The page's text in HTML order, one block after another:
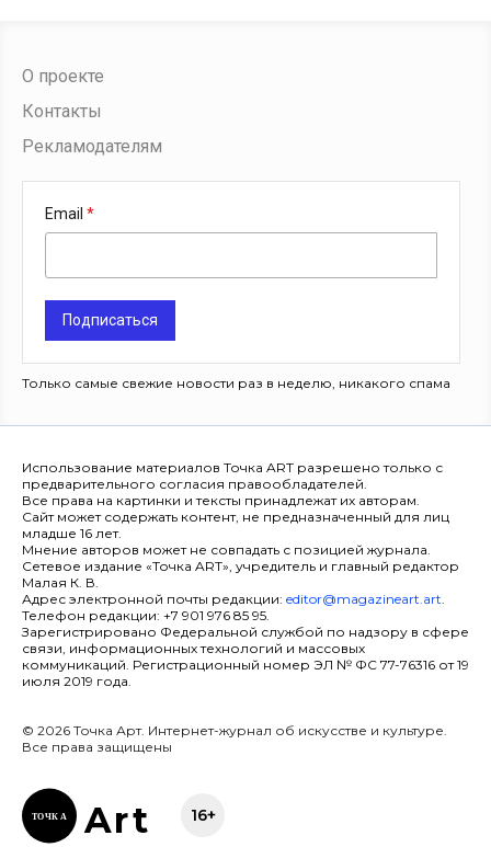
О проекте
Контакты
Рекламодателям
Email
Подписаться
Только самые свежие новости раз в неделю, никакого спама
Использование материалов Точка ART разрешено только с
предварительного согласия правообладателей.
Все права на картинки и тексты принадлежат их авторам.
Сайт может содержать контент, не предназначенный для лиц
младше 16 лет.
Мнение авторов может не совпадать с позицией журнала.
Сетевое издание «Точка ART», учредитель и главный редактор
Малая К. В.
Адрес электронной почты редакции: editor@magazineart.art.
Телефон редакции: +7 901 976 85 95.
Зарегистрировано Федеральной службой по надзору в сфере
связи, информационных технологий и массовых
коммуникаций. Регистрационный номер ЭЛ № ФС 77-76316 от 19
июля 2019 года.
© 2026 Точка Арт. Интернет-журнал об искусстве и культуре.
Все права защищены
ТОЧК А Art 16+